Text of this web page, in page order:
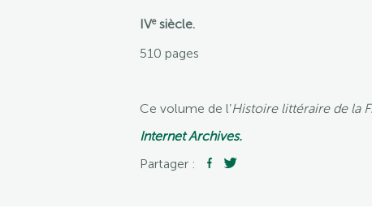
IVesiècle.
510 pages
Ce volume de l’Histoire littéraire de la
Internet Archives.
Partager :